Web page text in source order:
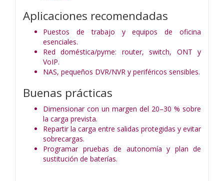
Aplicaciones recomendadas
Puestos de trabajo y equipos de oficina
esenciales.
Red doméstica/pyme: router, switch, ONT y
VoIP.
NAS, pequeños DVR/NVR y periféricos sensibles.
Buenas prácticas
Dimensionar con un margen del 20–30 % sobre
la carga prevista.
Repartir la carga entre salidas protegidas y evitar
sobrecargas.
Programar pruebas de autonomía y plan de
sustitución de baterías.